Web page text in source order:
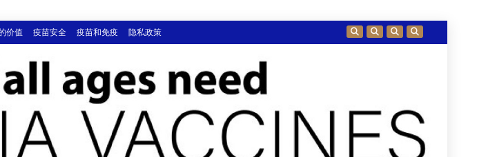
价值 疫苗安全 疫苗和免疫 隐私政策